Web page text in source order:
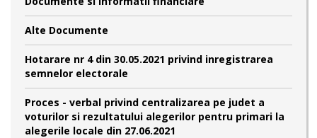
Alte Documente
Hotarare nr 4 din 30.05.2021 privind inregistrarea
semnelor electorale
Proces - verbal privind centralizarea pe judet a
voturilor si rezultatului alegerilor pentru primari la
alegerile locale din 27.06.2021